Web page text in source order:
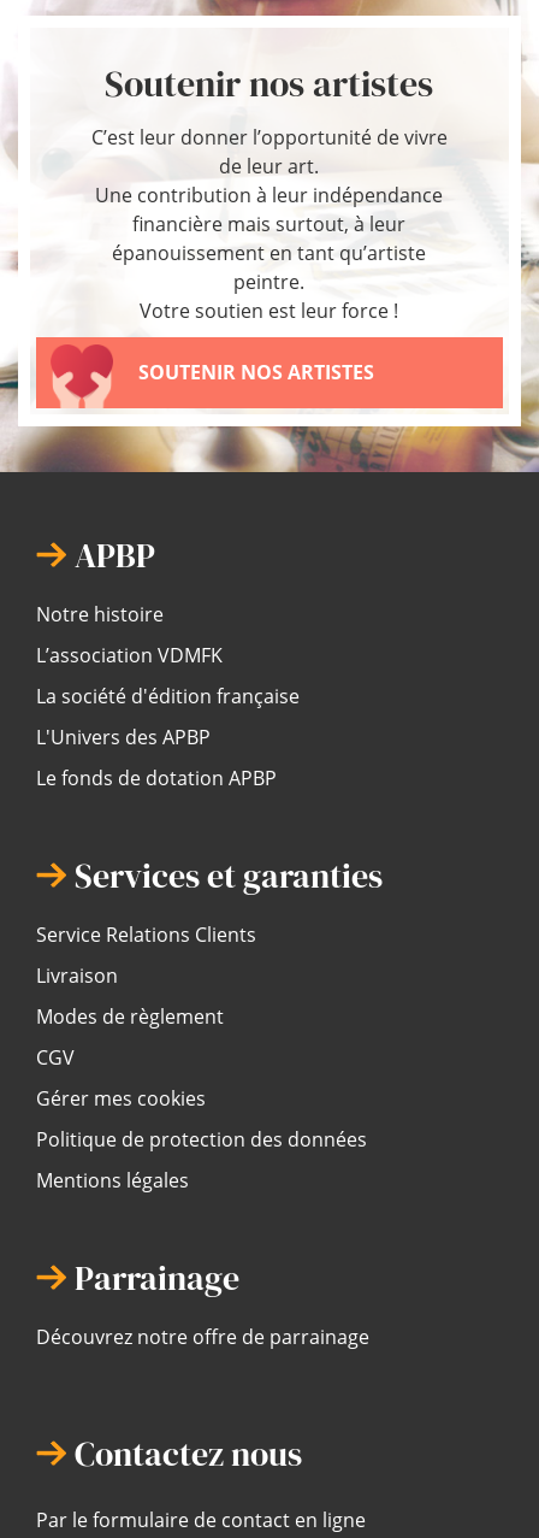
Soutenir nos artistes
C’est leur donner l’opportunité de vivre
de leur art.
Une contribution à leur indépendance
financière mais surtout, à leur
épanouissement en tant qu’artiste
peintre.
Votre soutien est leur force !
SOUTENIR NOS ARTISTES
APBP
Notre histoire
L’association VDMFK
La société d'édition française
L'Univers des APBP
Le fonds de dotation APBP
Services et garanties
Service Relations Clients
Livraison
Modes de règlement
CGV
Gérer mes cookies
Politique de protection des données
Mentions légales
Parrainage
Découvrez notre offre de parrainage
Contactez nous
Par le formulaire de contact en ligne